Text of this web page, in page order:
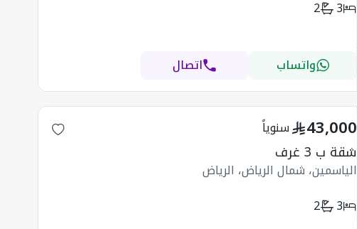
3
2
واتساب اتصال
سنوياً 43,000
شقة ب 3 غرف
الياسمين، شمال الرياض، الرياض
3
2